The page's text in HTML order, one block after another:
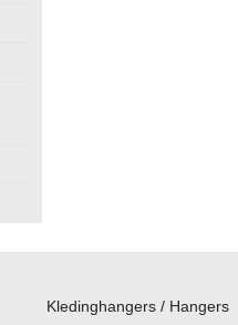
Kledinghangers / Hangers